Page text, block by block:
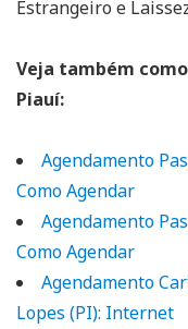
Estrangeiro e
Veja também
Piauí:
Agendamento
Como Agendar
Agendamento
Como Agendar
Agendamento
Lopes (PI): Internet